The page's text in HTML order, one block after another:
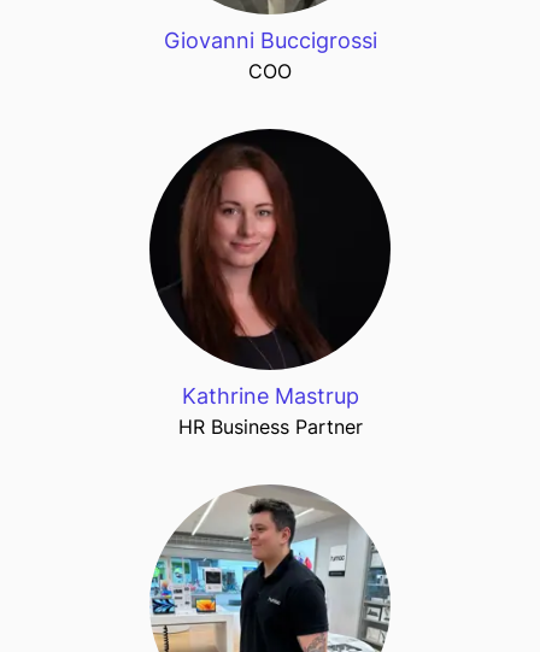
Giovanni Buccigrossi
COO
Kathrine Mastrup
HR Business Partner